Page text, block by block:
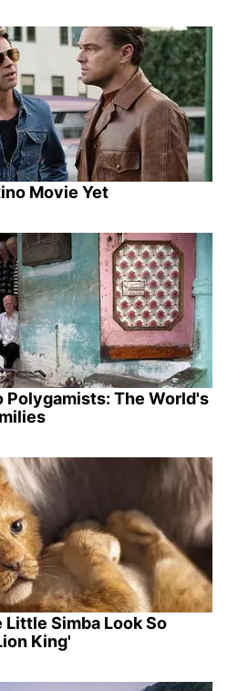
Movie Yet
Polygamists: The World's
Little Simba Look So
King'